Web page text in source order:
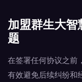
加盟群生大
题
在签署任何协议之前
有效避免后续纠纷和